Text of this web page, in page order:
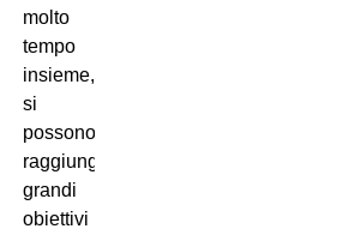
molto
tempo
insieme,
si
possono
raggiungere
grandi
obiettivi